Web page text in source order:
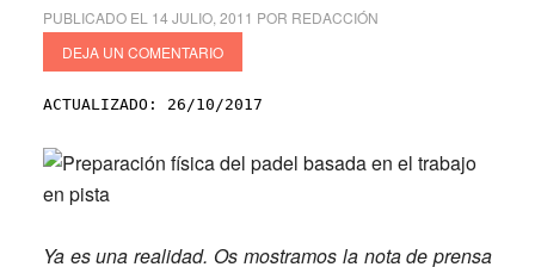
PUBLICADO EL 14 JULIO, 2011 POR REDACCIÓN
DEJA UN COMENTARIO
ACTUALIZADO: 26/10/2017
Ya es una realidad. Os mostramos la nota de prensa